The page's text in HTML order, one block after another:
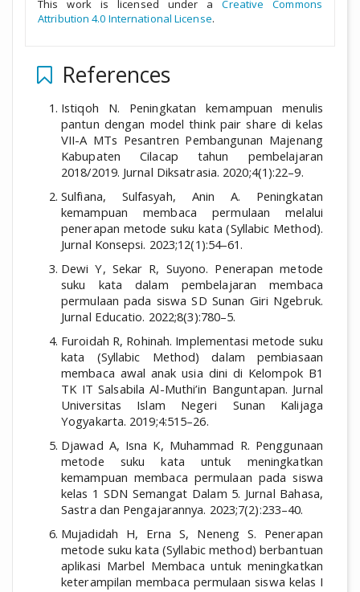
This work is licensed under aCreative Commons
Attribution 4.0 International License.
References
Istiqoh N. Peningkatan kemampuan menulis
pantun dengan model think pair share di kelas
VII-A MTs Pesantren Pembangunan Majenang
Kabupaten Cilacap tahun pembelajaran
2018/2019. Jurnal Diksatrasia. 2020;4(1):22–9.
Sulfiana, Sulfasyah, Anin A. Peningkatan
kemampuan membaca permulaan melalui
penerapan metode suku kata (Syllabic Method).
Jurnal Konsepsi. 2023;12(1):54–61.
Dewi Y, Sekar R, Suyono. Penerapan metode
suku kata dalam pembelajaran membaca
permulaan pada siswa SD Sunan Giri Ngebruk.
Jurnal Educatio. 2022;8(3):780–5.
Furoidah R, Rohinah. Implementasi metode suku
kata (Syllabic Method) dalam pembiasaan
membaca awal anak usia dini di Kelompok B1
TK IT Salsabila Al-Muthi’in Banguntapan. Jurnal
Universitas Islam Negeri Sunan Kalijaga
Yogyakarta. 2019;4:515–26.
Djawad A, Isna K, Muhammad R. Penggunaan
metode suku kata untuk meningkatkan
kemampuan membaca permulaan pada siswa
kelas 1 SDN Semangat Dalam 5. Jurnal Bahasa,
Sastra dan Pengajarannya. 2023;7(2):233–40.
Mujadidah H, Erna S, Neneng S. Penerapan
metode suku kata (Syllabic method) berbantuan
aplikasi Marbel Membaca untuk meningkatkan
keterampilan membaca permulaan siswa kelas I